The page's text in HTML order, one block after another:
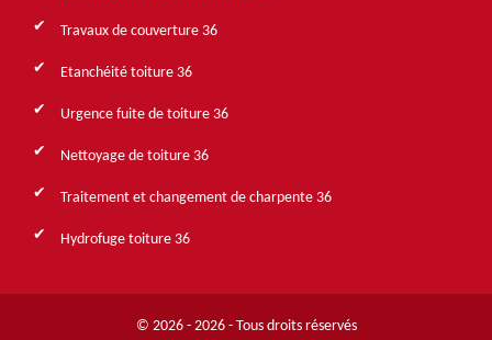
Travaux de couverture 36
Etanchéité toiture 36
Urgence fuite de toiture 36
Nettoyage de toiture 36
Traitement et changement de charpente 36
Hydrofuge toiture 36
© 2026 - 2026 - Tous droits réservés